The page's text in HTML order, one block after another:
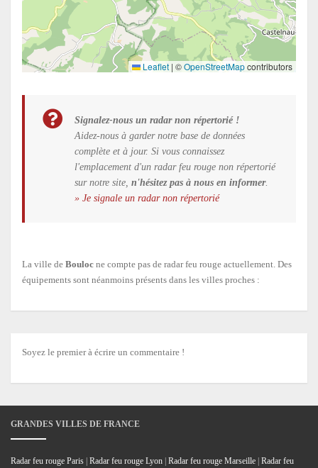
Leaflet | ©OpenStreetMapcontributors
Signalez-nous un radar non répertorié !
Aidez-nous à garder notre base de données
complète et à jour. Si vous connaissez
l'emplacement d'un radar feu rouge non répertorié
sur notre site, n'hésitez pas à nous en informer.
» Je signale un radar non répertorié
La ville de Bouloc ne compte pas de radar feu rouge actuellement. Des
équipements sont néanmoins présents dans les villes proches :
Soyez le premier à écrire un commentaire !
GRANDES VILLES DE FRANCE
Radar feu rouge Paris Radar feu rouge Lyon Radar feu rouge Marseille Radar feu